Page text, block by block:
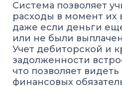
Система позволяет
расходы в момент их
даже если деньги
или не были
Учет дебиторской и
задолженности
что позволяет
финансовых